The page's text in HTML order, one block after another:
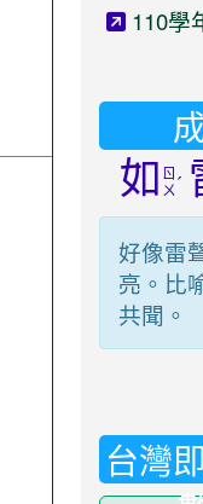
110學
如 ㄖ
ㄨˊ
好像雷
亮。比
共聞。
台灣